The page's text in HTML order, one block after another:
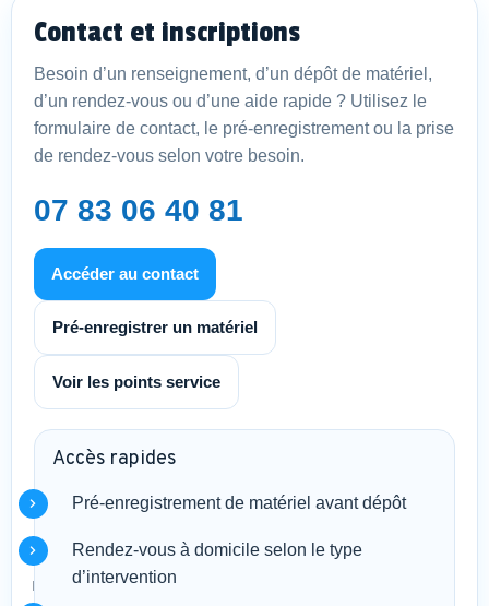
Contact et inscriptions
Besoin d’un renseignement, d’un dépôt de matériel,
d’un rendez-vous ou d’une aide rapide ? Utilisez le
formulaire de contact, le pré-enregistrement ou la prise
de rendez-vous selon votre besoin.
07 83 06 40 81
Accéder au contact
Pré-enregistrer un matériel
Voir les points service
Accès rapides
Pré-enregistrement de matériel avant dépôt
Rendez-vous à domicile selon le type
d’intervention